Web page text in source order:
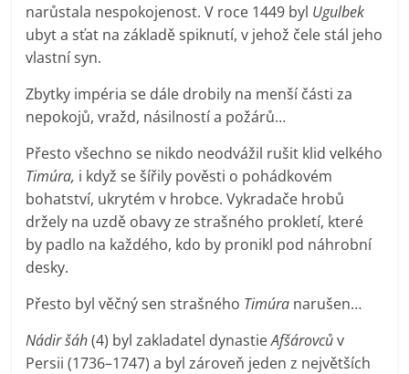
narůstala nespokojenost. V roce 1449 byl Ugulbek
ubyt a sťat na základě spiknutí, v jehož čele stál jeho
vlastní syn.
Zbytky impéria se dále drobily na menší části za
nepokojů, vražd, násilností a požárů…
Přesto všechno se nikdo neodvážil rušit klid velkého
Timúra, i když se šířily pověsti o pohádkovém
bohatství, ukrytém v hrobce. Vykradače hrobů
držely na uzdě obavy ze strašného prokletí, které
by padlo na každého, kdo by pronikl pod náhrobní
desky.
Přesto byl věčný sen strašného Timúra narušen…
Nádir šáh(4) byl zakladatel dynastieAfšárovcův
Persii (1736–1747) a byl zároveň jeden z největších